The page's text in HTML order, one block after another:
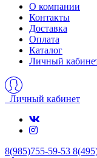
О компании
Контакты
Доставка
Оплата
Каталог
Личный
Личный кабинет
8(985)755-59-53